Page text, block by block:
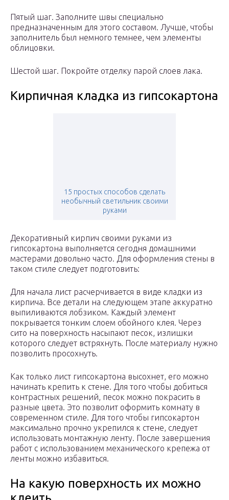
Пятый шаг. Заполните швы специально
предназначенным для этого составом. Лучше, чтобы
заполнитель был немного темнее, чем элементы
облицовки.
Шестой шаг. Покройте отделку парой слоев лака.
Кирпичная кладка из гипсокартона
15 простых способов сделать
необычный светильник своими
руками
Декоративный кирпич своими руками из
гипсокартона выполняется сегодня домашними
мастерами довольно часто. Для оформления стены в
таком стиле следует подготовить:
Для начала лист расчерчивается в виде кладки из
кирпича. Все детали на следующем этапе аккуратно
выпиливаются лобзиком. Каждый элемент
покрывается тонким слоем обойного клея. Через
сито на поверхность насыпают песок, излишки
которого следует встряхнуть. После материалу нужно
позволить просохнуть.
Как только лист гипсокартона высохнет, его можно
начинать крепить к стене. Для того чтобы добиться
контрастных решений, песок можно покрасить в
разные цвета. Это позволит оформить комнату в
современном стиле. Для того чтобы гипсокартон
максимально прочно укрепился к стене, следует
использовать монтажную ленту. После завершения
работ с использованием механического крепежа от
ленты можно избавиться.
На какую поверхность их можно